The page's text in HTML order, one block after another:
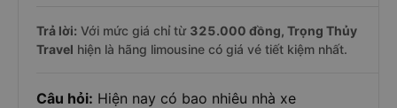
Trả lời: Với mức giá chỉ từ 325.000 đồng, Trọng Thủy
Travel hiện là hãng limousine có giá vé tiết kiệm nhất.
Câu hỏi: Hiện nay có bao nhiêu nhà xe